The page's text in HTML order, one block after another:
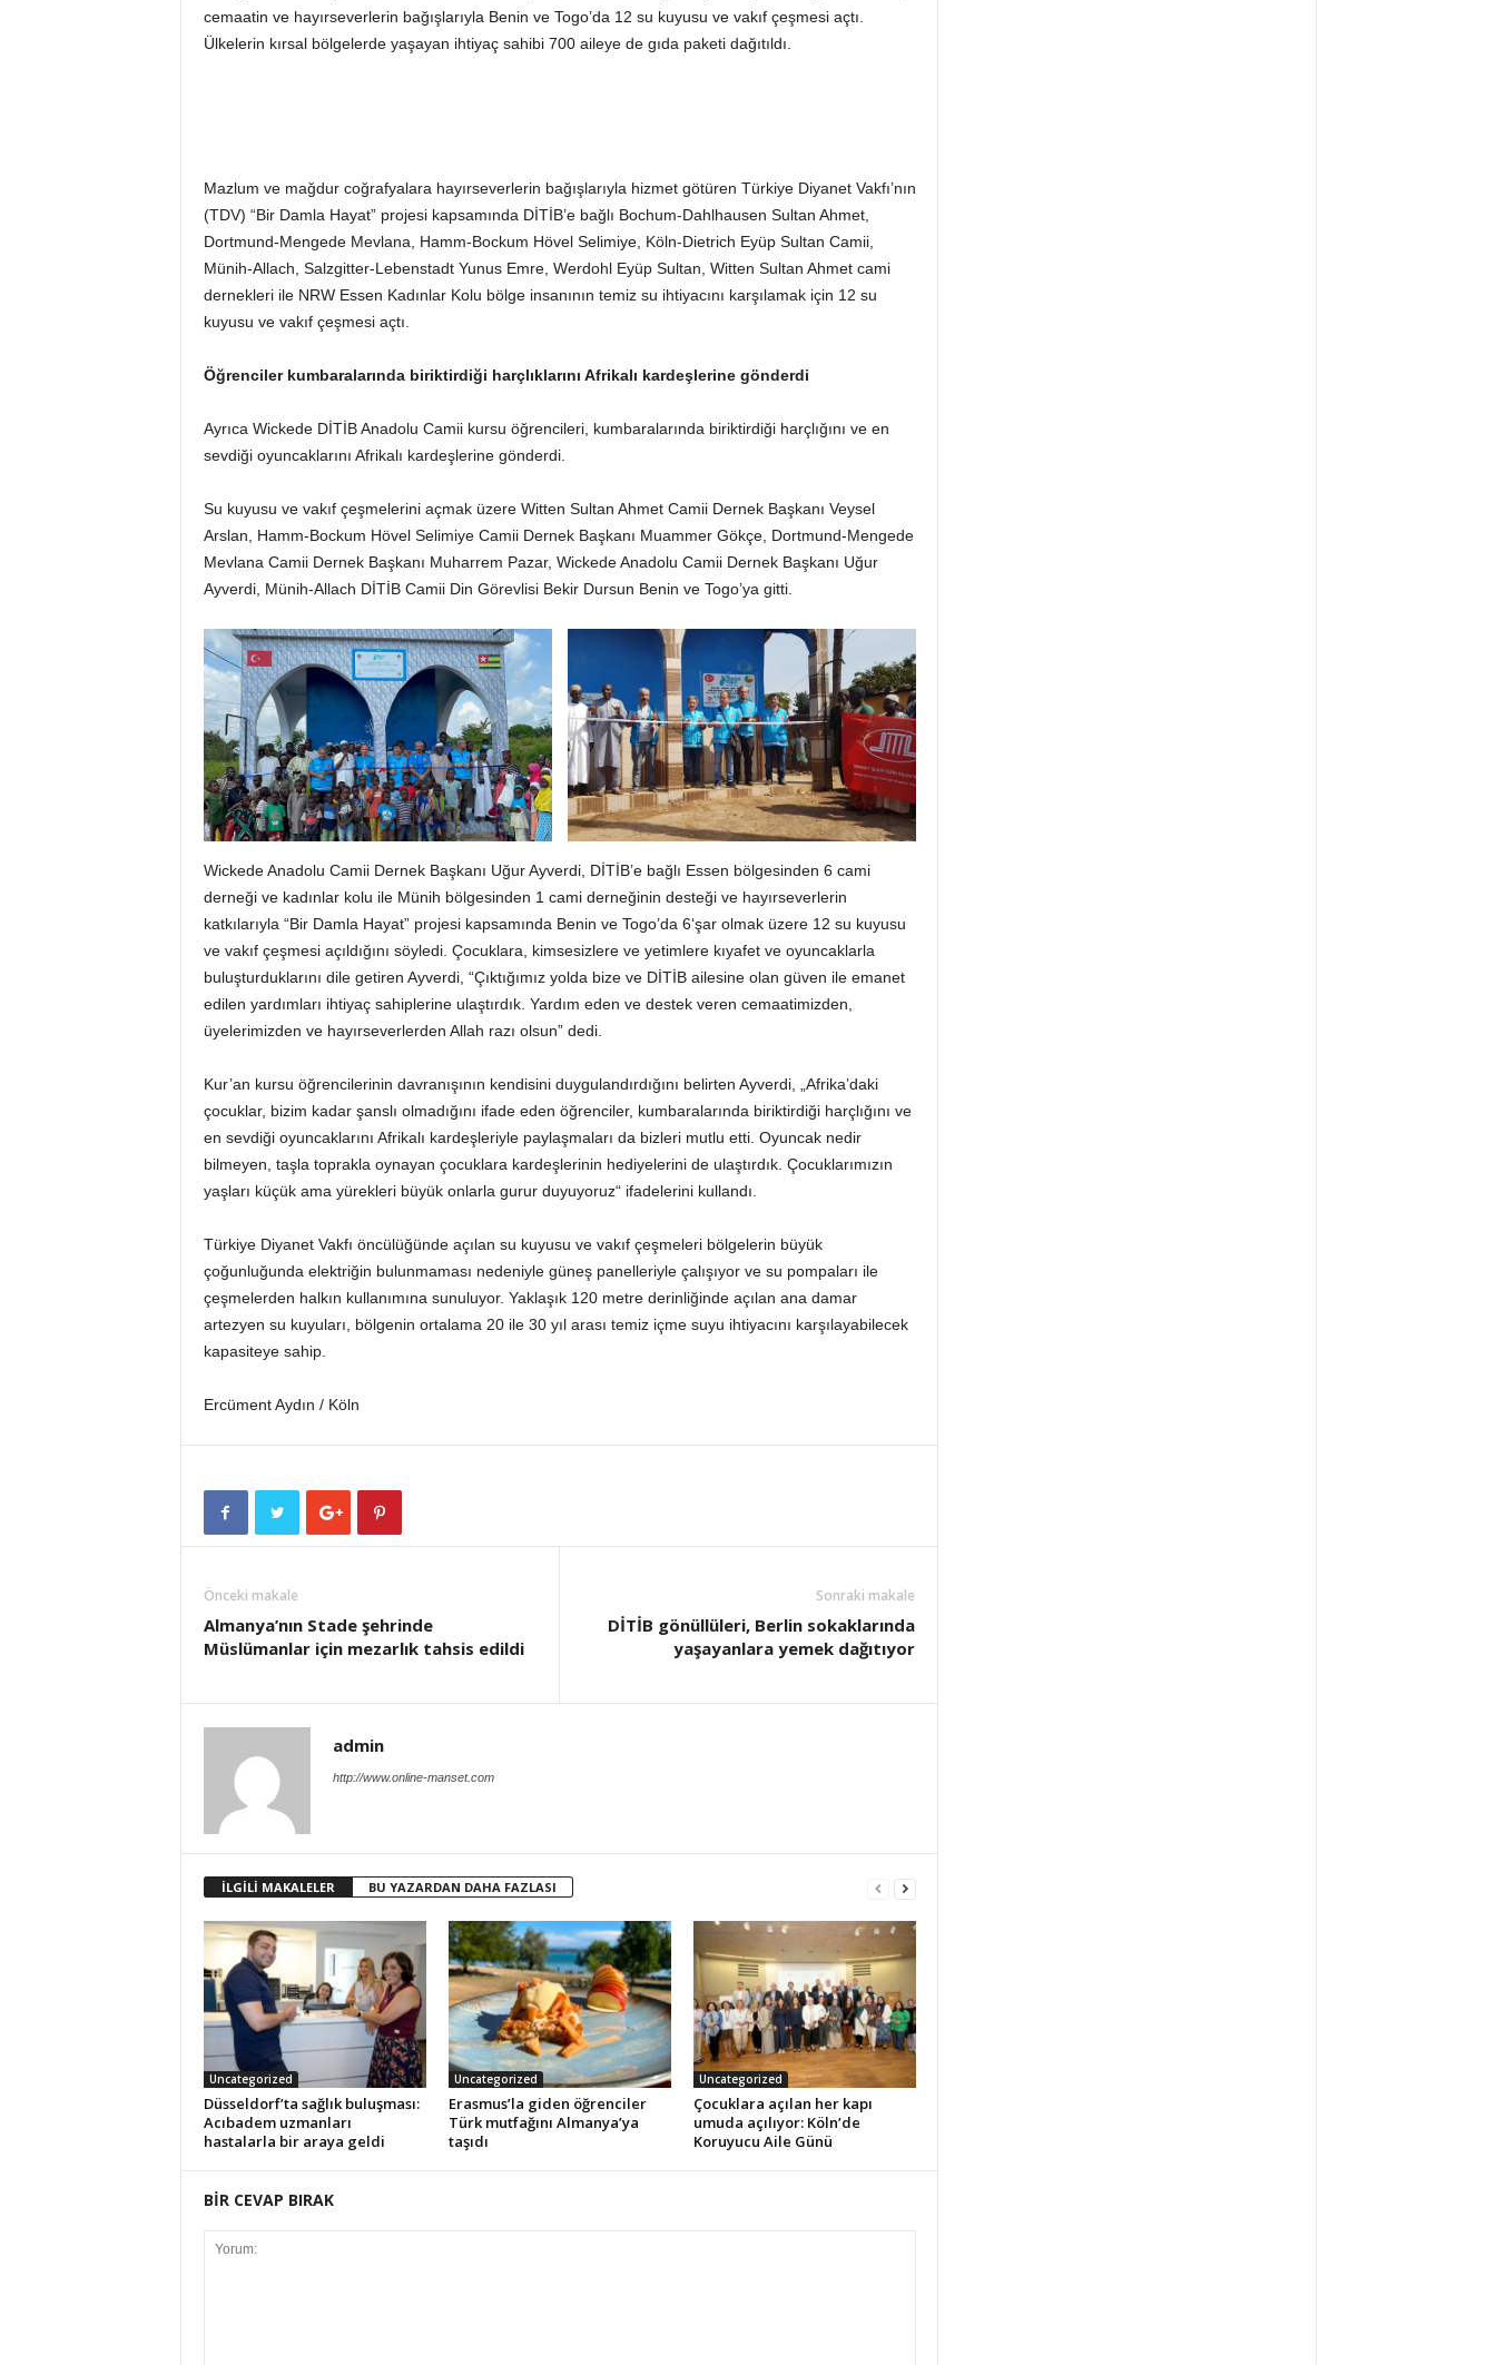
cemaatin ve hayırseverlerin bağışlarıyla Benin ve Togo’da 12 su kuyusu ve vakıf çeşmesi açtı.
Ülkelerin kırsal bölgelerde yaşayan ihtiyaç sahibi 700 aileye de gıda paketi dağıtıldı.
Mazlum ve mağdur coğrafyalara hayırseverlerin bağışlarıyla hizmet götüren Türkiye Diyanet Vakfı’nın
(TDV) “Bir Damla Hayat” projesi kapsamında DİTİB’e bağlı Bochum-Dahlhausen Sultan Ahmet,
Dortmund-Mengede Mevlana, Hamm-Bockum Hövel Selimiye, Köln-Dietrich Eyüp Sultan Camii,
Münih-Allach, Salzgitter-Lebenstadt Yunus Emre, Werdohl Eyüp Sultan, Witten Sultan Ahmet cami
dernekleri ile NRW Essen Kadınlar Kolu bölge insanının temiz su ihtiyacını karşılamak için 12 su
kuyusu ve vakıf çeşmesi açtı.
Öğrenciler kumbaralarında biriktirdiği harçlıklarını Afrikalı kardeşlerine gönderdi
Ayrıca Wickede DİTİB Anadolu Camii kursu öğrencileri, kumbaralarında biriktirdiği harçlığını ve en
sevdiği oyuncaklarını Afrikalı kardeşlerine gönderdi.
Su kuyusu ve vakıf çeşmelerini açmak üzere Witten Sultan Ahmet Camii Dernek Başkanı Veysel
Arslan, Hamm-Bockum Hövel Selimiye Camii Dernek Başkanı Muammer Gökçe, Dortmund-Mengede
Mevlana Camii Dernek Başkanı Muharrem Pazar, Wickede Anadolu Camii Dernek Başkanı Uğur
Ayverdi, Münih-Allach DİTİB Camii Din Görevlisi Bekir Dursun Benin ve Togo’ya gitti.
Wickede Anadolu Camii Dernek Başkanı Uğur Ayverdi, DİTİB’e bağlı Essen bölgesinden 6 cami
derneği ve kadınlar kolu ile Münih bölgesinden 1 cami derneğinin desteği ve hayırseverlerin
katkılarıyla “Bir Damla Hayat” projesi kapsamında Benin ve Togo’da 6‘şar olmak üzere 12 su kuyusu
ve vakıf çeşmesi açıldığını söyledi. Çocuklara, kimsesizlere ve yetimlere kıyafet ve oyuncaklarla
buluşturduklarını dile getiren Ayverdi, “Çıktığımız yolda bize ve DİTİB ailesine olan güven ile emanet
edilen yardımları ihtiyaç sahiplerine ulaştırdık. Yardım eden ve destek veren cemaatimizden,
üyelerimizden ve hayırseverlerden Allah razı olsun” dedi.
Kur’an kursu öğrencilerinin davranışının kendisini duygulandırdığını belirten Ayverdi, „Afrika’daki
çocuklar, bizim kadar şanslı olmadığını ifade eden öğrenciler, kumbaralarında biriktirdiği harçlığını ve
en sevdiği oyuncaklarını Afrikalı kardeşleriyle paylaşmaları da bizleri mutlu etti. Oyuncak nedir
bilmeyen, taşla toprakla oynayan çocuklara kardeşlerinin hediyelerini de ulaştırdık. Çocuklarımızın
yaşları küçük ama yürekleri büyük onlarla gurur duyuyoruz“ ifadelerini kullandı.
Türkiye Diyanet Vakfı öncülüğünde açılan su kuyusu ve vakıf çeşmeleri bölgelerin büyük
çoğunluğunda elektriğin bulunmaması nedeniyle güneş panelleriyle çalışıyor ve su pompaları ile
çeşmelerden halkın kullanımına sunuluyor. Yaklaşık 120 metre derinliğinde açılan ana damar
artezyen su kuyuları, bölgenin ortalama 20 ile 30 yıl arası temiz içme suyu ihtiyacını karşılayabilecek
kapasiteye sahip.
Ercüment Aydın / Köln
Önceki makale
Almanya’nın Stade şehrinde
Müslümanlar için mezarlık tahsis edildi
Sonraki makale
DİTİB gönüllüleri, Berlin sokaklarında
yaşayanlara yemek dağıtıyor
admin
http://www.online-manset.com
İLGİLİ MAKALELER BU YAZARDAN DAHA FAZLASI
Uncategorized
Düsseldorf’ta sağlık buluşması:
Acıbadem uzmanları
hastalarla bir araya geldi
Uncategorized
Erasmus’la giden öğrenciler
Türk mutfağını Almanya’ya
taşıdı
Uncategorized
Çocuklara açılan her kapı
umuda açılıyor: Köln’de
Koruyucu Aile Günü
BİR CEVAP BIRAK